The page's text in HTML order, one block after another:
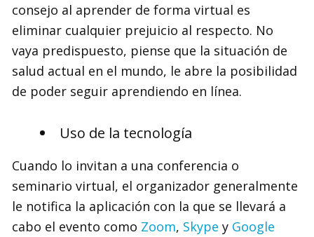
consejo al aprender de forma virtual es
eliminar cualquier prejuicio al respecto. No
vaya predispuesto, piense que la situación de
salud actual en el mundo, le abre la posibilidad
de poder seguir aprendiendo en línea.
Uso de la tecnología
Cuando lo invitan a una conferencia o
seminario virtual, el organizador generalmente
le notifica la aplicación con la que se llevará a
cabo el evento como Zoom, Skype y Google